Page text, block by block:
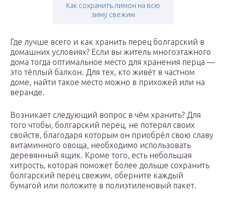
Как сохранить лимон на всю
зиму свежим
Где лучше всего и как хранить перец болгарский в
домашних условиях? Если вы житель многоэтажного
дома тогда оптимальное место для хранения перца —
это тёплый балкон. Для тех, кто живёт в частном
доме, найти такое место можно в прихожей или на
веранде.
Возникает следующий вопрос в чём хранить? Для
того чтобы, болгарский перец, не потерял своих
свойств, благодаря которым он приобрёл свою славу
витаминного овоща, необходимо использовать
деревянный ящик. Кроме того, есть небольшая
хитрость, которая поможет более дольше сохранить
болгарский перец свежим, оберните каждый
бумагой или положите в полиэтиленовый пакет.